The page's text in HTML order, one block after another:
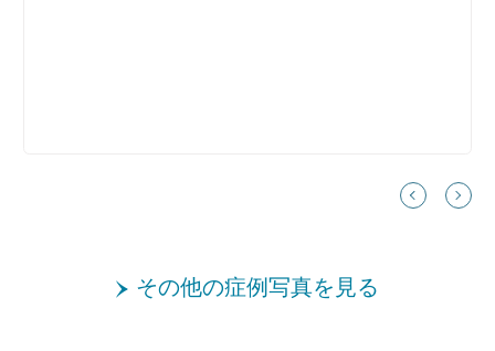
その他の症例写真を見る